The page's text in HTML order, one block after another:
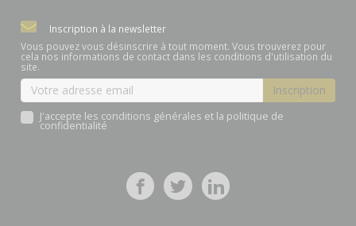
Inscription à la newsletter
Vous pouvez vous désinscrire à tout moment. Vous trouverez pour
cela nos informations de contact dans les conditions d'utilisation du
site.
J'accepte les conditions générales et la politique de
confidentialité